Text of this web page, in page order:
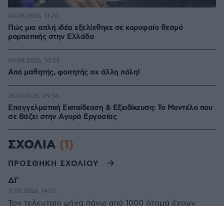
Πώς μια απλή ιδέα εξελίχθηκε σε κορυφαίο θεσμό
ρομποτικής στην Ελλάδα
04.08.2026, 11:20
Από μαθητής, φοιτητής σε άλλη πόλη!
06.08.2026, 10:52
Επαγγελματική Εκπαίδευση & Εξειδίκευση: Το Mοντέλο που
σε Bάζει στην Aγορά Eργασίας
26.07.2026, 09:54
ΣΧΟΛΙΑ (1)
ΠΡΟΣΘΗΚΗ ΣΧΟΛΙΟΥ
ΔΓ
11.05.2026, 14:27
Τον τελευταίο μήνα πάνω από 1000 άτομα έχουν